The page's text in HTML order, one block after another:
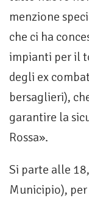
menzione
che ci ha
impianti per il
degli ex
bersaglieri),
garantire la
Rossa».
Si parte alle
Municipio),